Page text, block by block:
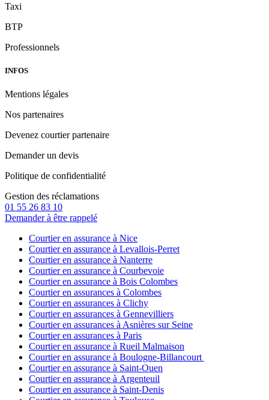
Taxi
BTP
Professionnels
INFOS
Mentions légales
Nos partenaires
Devenez courtier partenaire
Demander un devis
Politique de confidentialité
Gestion des réclamations
01 55 26 83 10
Demander à être rappelé
Courtier en assurance à Nice
Courtier en assurance à Levallois-Perret
Courtier en assurance à Nanterre
Courtier en assurance à Courbevoie
Courtier en assurance à Bois Colombes
Courtier en assurances à Colombes
Courtier en assurances à Clichy
Courtier en assurances à Gennevilliers
Courtier en assurances à Asnières sur Seine
Courtier en assurances à Paris
Courtier en assurance à Rueil Malmaison
Courtier en assurance à Boulogne-Billancourt
Courtier en assurance à Saint-Ouen
Courtier en assurance à Argenteuil
Courtier en assurance à Saint-Denis